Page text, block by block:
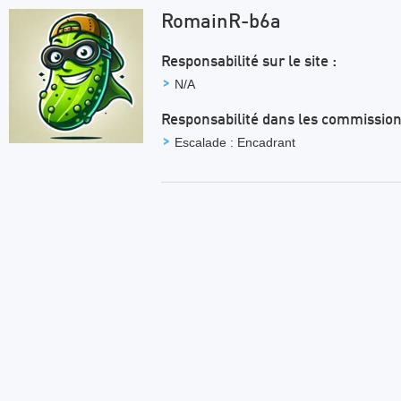
RomainR-b6a
Responsabilité sur le site :
N/A
Responsabilité dans les
Escalade : Encadrant